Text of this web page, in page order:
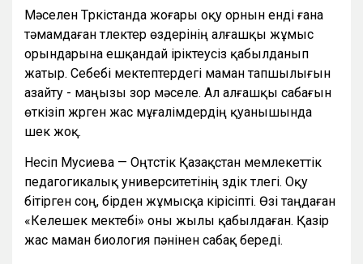
Мәселен Түркістанда жоғары оқу орнын енді ғана
тәмамдаған түлектер өздерінің алғашқы жұмыс
орындарына ешқандай іріктеусіз қабылданып
жатыр. Себебі мектептердегі маман тапшылығын
азайту - маңызы зор мәселе. Ал алғашқы сабағын
өткізіп жүрген жас мұғалімдердің қуанышында
шек жоқ.
Несіп Мусиева — Оңтүстік Қазақстан мемлекеттік
педагогикалық университетінің үздік түлегі. Оқу
бітірген соң, бірден жұмысқа кірісіпті. Өзі таңдаған
«Келешек мектебі» оны жылы қабылдаған. Қазір
жас маман биология пәнінен сабақ береді.